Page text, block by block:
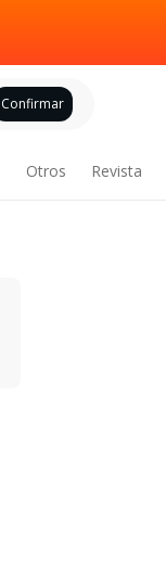
Confirmar
Otros Revista